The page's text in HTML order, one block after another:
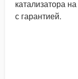
катализатора
с гарантией.